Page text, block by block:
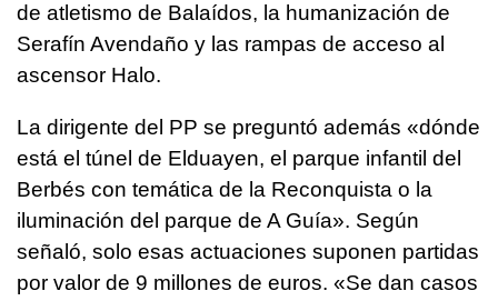
de atletismo de Balaídos, la humanización de
Serafín Avendaño y las rampas de acceso al
ascensor Halo.
La dirigente del PP se preguntó además «dónde
está el túnel de Elduayen, el parque infantil del
Berbés con temática de la Reconquista o la
iluminación del parque de A Guía». Según
señaló, solo esas actuaciones suponen partidas
por valor de 9 millones de euros. «Se dan casos